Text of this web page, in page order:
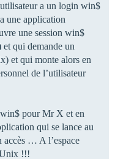
a un login win$
une application
une session win$
qui demande un
et qui monte alors en
de l’utilisateur
win$ pour Mr X et en
qui se lance au
accès … A l’espace
!!!